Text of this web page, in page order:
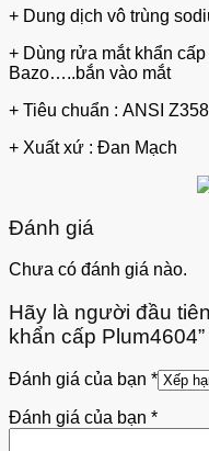
+ Dung dịch vô trùng
+ Dùng rửa mắt khẩn
Bazo…..bắn vào mắt
+ Tiêu chuẩn : ANSI
+ Xuất xứ : Đan Mạch
Đánh giá
Chưa có đánh giá nào.
Hãy là người đầu
khẩn cấp Plum4604”
Đánh giá của bạn *
Đánh giá của bạn *